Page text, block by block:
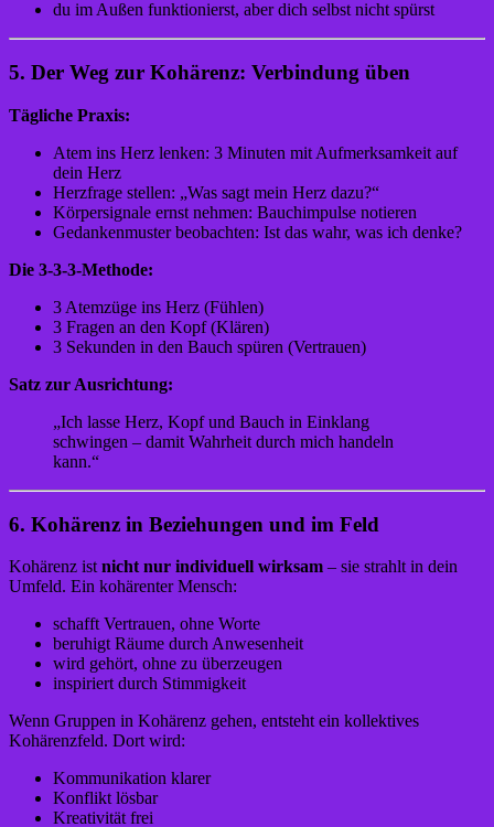
du im Außen funktionierst, aber dich selbst nicht spürst
5. Der Weg zur Kohärenz: Verbindung üben
Tägliche Praxis:
Atem ins Herz lenken: 3 Minuten mit Aufmerksamkeit auf
dein Herz
Herzfrage stellen: „Was sagt mein Herz dazu?“
Körpersignale ernst nehmen: Bauchimpulse notieren
Gedankenmuster beobachten: Ist das wahr, was ich denke?
Die 3-3-3-Methode:
3 Atemzüge ins Herz (Fühlen)
3 Fragen an den Kopf (Klären)
3 Sekunden in den Bauch spüren (Vertrauen)
Satz zur Ausrichtung:
„Ich lasse Herz, Kopf und Bauch in Einklang
schwingen – damit Wahrheit durch mich handeln
kann.“
6. Kohärenz in Beziehungen und im Feld
Kohärenz ist nicht nur individuell wirksam – sie strahlt in dein
Umfeld. Ein kohärenter Mensch:
schafft Vertrauen, ohne Worte
beruhigt Räume durch Anwesenheit
wird gehört, ohne zu überzeugen
inspiriert durch Stimmigkeit
Wenn Gruppen in Kohärenz gehen, entsteht ein kollektives
Kohärenzfeld. Dort wird:
Kommunikation klarer
Konflikt lösbar
Kreativität frei